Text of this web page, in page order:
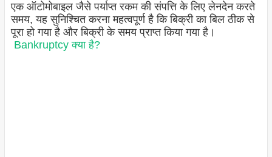
एक ऑटोमोबाइल जैसे पर्याप्त रकम की संपत्ति के लिए लेनदेन करते
समय, यह सुनिश्चित करना महत्वपूर्ण है कि बिक्री का बिल ठीक से
पूरा हो गया है और बिक्री के समय प्राप्त किया गया है।
Bankruptcy क्या है?